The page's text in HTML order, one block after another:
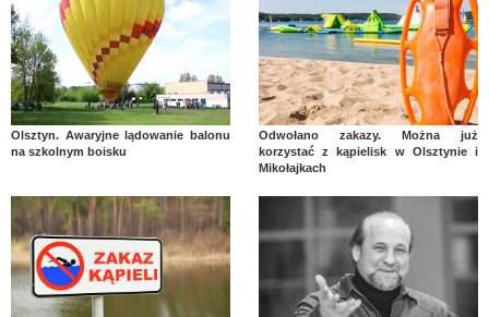
Olsztyn. Awaryjne lądowanie balonu
na szkolnym boisku
Odwołano zakazy. Można już
korzystać z kąpielisk w Olsztynie i
Mikołajkach